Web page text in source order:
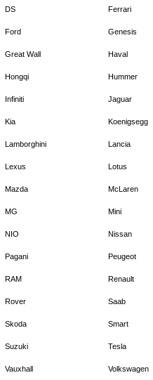
DS Ferrari
Ford Genesis
Great Wall Haval
Hongqi Hummer
Infiniti Jaguar
Kia Koenigsegg
Lamborghini Lancia
Lexus Lotus
Mazda McLaren
MG Mini
NIO Nissan
Pagani Peugeot
RAM Renault
Rover Saab
Skoda Smart
Suzuki Tesla
Vauxhall Volkswagen